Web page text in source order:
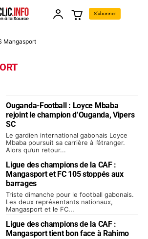
S'abonner
Mangasport
Ouganda-Football : Loyce Mbaba
rejoint le champion d’Ouganda, Vipers
SC
Le gardien international gabonais Loyce
Mbaba poursuit sa carrière à l’étranger.
Alors qu’un retour...
Ligue des champions de la CAF :
Mangasport et FC 105 stoppés aux
barrages
Triste dimanche pour le football gabonais.
Les deux représentants nationaux,
Mangasport et le FC...
Ligue des champions de la CAF :
Mangasport tient bon face à Rahimo